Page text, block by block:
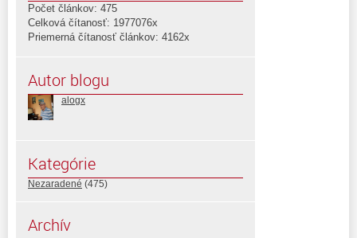
Počet článkov: 475
Celková čítanosť: 1977076x
Priemerná čítanosť článkov: 4162x
Autor blogu
alogx
Kategórie
Nezaradené (475)
Archív